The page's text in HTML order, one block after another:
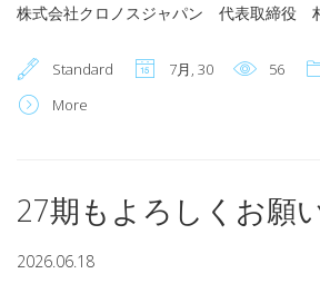
株式会社クロノスジャパン 代表取締
Standard 7月, 30 56
More
27期もよろしくお願
2026.06.18